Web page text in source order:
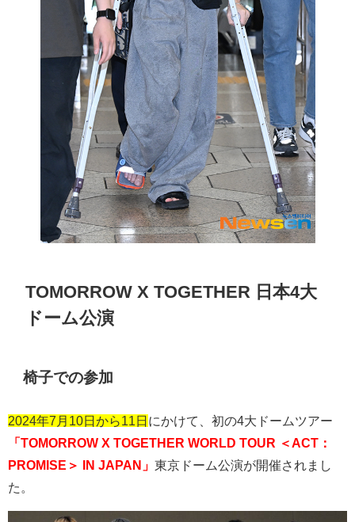
TOMORROW X TOGETHER 日本4大
ドーム公演
椅子での参加
2024年7月10日から11日 にかけて、初の4大ドームツアー
「TOMORROW X TOGETHER WORLD TOUR ＜ACT：
PROMISE＞ IN JAPAN」 東京ドーム公演が開催されまし
た。